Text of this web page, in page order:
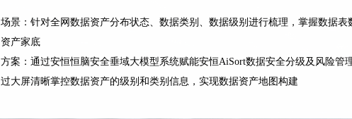
场景：针对全网数据资产分布状态、数据类别、数据级别进行梳理，掌握数据
资产家底
方案：通过安恒恒脑安全垂域大模型系统赋能安恒AiSort数据安全分级及风险
过大屏清晰掌控数据资产的级别和类别信息，实现数据资产地图构建